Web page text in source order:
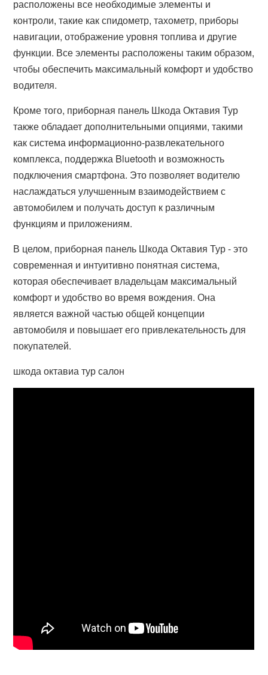
расположены все необходимые элементы и
контроли, такие как спидометр, тахометр, приборы
навигации, отображение уровня топлива и другие
функции. Все элементы расположены таким образом,
чтобы обеспечить максимальный комфорт и удобство
водителя.
Кроме того, приборная панель Шкода Октавия Тур
также обладает дополнительными опциями, такими
как система информационно-развлекательного
комплекса, поддержка Bluetooth и возможность
подключения смартфона. Это позволяет водителю
наслаждаться улучшенным взаимодействием с
автомобилем и получать доступ к различным
функциям и приложениям.
В целом, приборная панель Шкода Октавия Тур - это
современная и интуитивно понятная система,
которая обеспечивает владельцам максимальный
комфорт и удобство во время вождения. Она
является важной частью общей концепции
автомобиля и повышает его привлекательность для
покупателей.
шкода октавиа тур салон